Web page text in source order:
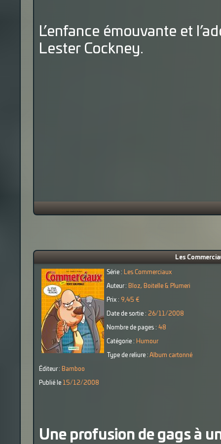
L’enfance émouvante et
Lester Cockney.
Les
Série : Les Commerciaux
Auteur : Bloz, Boitelle & Plumeri
Prix : 9,45 €
Date de sortie : 26/11/2008
Nombre de pages : 48
Catégorie : Humour
Type de reliure : Album cartonné
Éditeur : Bamboo
Publié le 15/12/2008
Une profusion de gags à